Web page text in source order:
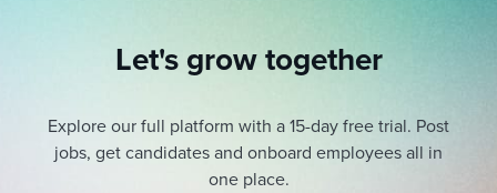
Let's grow together
Explore our full platform with a 15-day free trial. Post
jobs, get candidates and onboard employees all in
one place.